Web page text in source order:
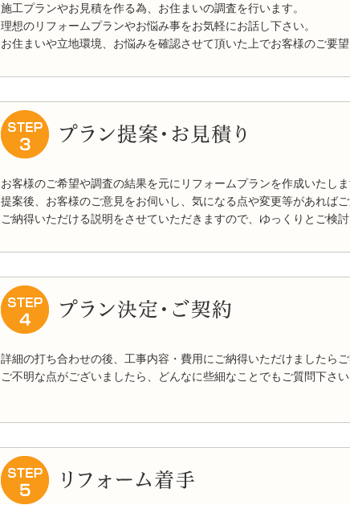
施工プランやお見積を作る為、お住まいの調査を行います。
理想のリフォームプランやお悩み事をお気軽にお話し下さい。
お住まいや立地環境、お悩みを確認させて頂いた上でお客様のご要望
お客様のご希望や調査の結果を元にリフォームプランを作成いたしま
提案後、お客様のご意見をお伺いし、気になる点や変更等があれば
ご納得いただける説明をさせていただきますので、ゆっくりとご検討
詳細の打ち合わせの後、工事内容・費用にご納得いただけましたらご
ご不明な点がございましたら、どんなに些細なことでもご質問下さい